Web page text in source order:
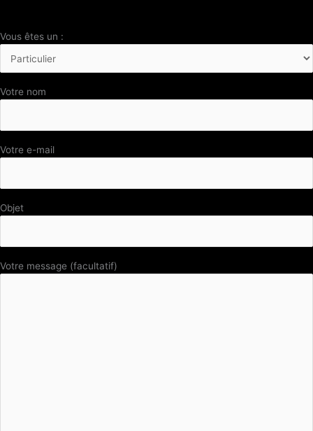
Vous êtes un :
Votre nom
Votre e-mail
Objet
Votre message (facultatif)